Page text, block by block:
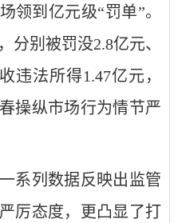
领到亿元级“罚单”。
分别被罚没2.8亿元、
违法所得1.47亿元，
操纵市场行为情节严
系列数据反映出监管
厉态度，更凸显了打